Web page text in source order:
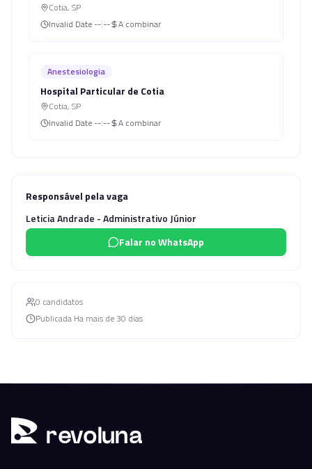
Cotia, SP
Invalid Date --:-- A combinar
Anestesiologia
Hospital Particular de Cotia
Cotia, SP
Invalid Date --:-- A combinar
Responsável pela vaga
Leticia Andrade - Administrativo Júnior
Falar no WhatsApp
0 candidatos
Publicada Ha mais de 30 dias
revoluna